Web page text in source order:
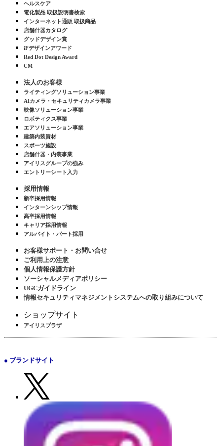
ヘルスケア
電化製品 取扱説明書検索
インターネット通販 取扱商品
店舗什器カタログ
グッドデザイン賞
iFデザインアワード
Red Dot Design Award
CM
法人のお客様
ライティングソリューション事業
AIカメラ・セキュリティカメラ事業
映像ソリューション事業
ロボティクス事業
エアソリューション事業
建築内装資材
スポーツ施設
店舗什器・内装事業
アイリスグループの強み
エントリーシート入力
採用情報
新卒採用情報
インターンシップ情報
高卒採用情報
キャリア採用情報
アルバイト・パート採用
お客様サポート・お問い合せ
ご利用上の注意
個人情報保護方針
ソーシャルメディアポリシー
UGCガイドライン
情報セキュリティマネジメントシステムへの取り組みについて
ショップサイト
アイリスプラザ
● ブランドサイト